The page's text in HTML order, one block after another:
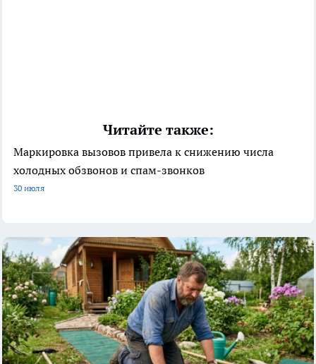
Читайте также:
Маркировка вызовов привела к снижению числа
холодных обзвонов и спам-звонков
30 июля